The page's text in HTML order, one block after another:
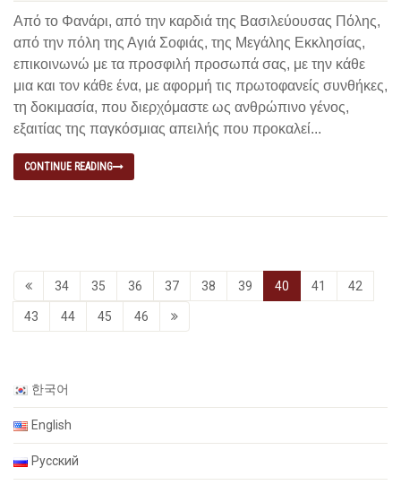
Από το Φανάρι, από την καρδιά της Βασιλεύουσας Πόλης,
από την πόλη της Αγιά Σοφιάς, της Μεγάλης Εκκλησίας,
επικοινωνώ με τα προσφιλή προσωπά σας, με την κάθε
μια και τον κάθε ένα, με αφορμή τις πρωτοφανείς συνθήκες,
τη δοκιμασία, που διερχόμαστε ως ανθρώπινο γένος,
εξαιτίας της παγκόσμιας απειλής που προκαλεί...
CONTINUE READING
34 35 36 37 38 39 40 41 42
43 44 45 46
한국어
English
Русский